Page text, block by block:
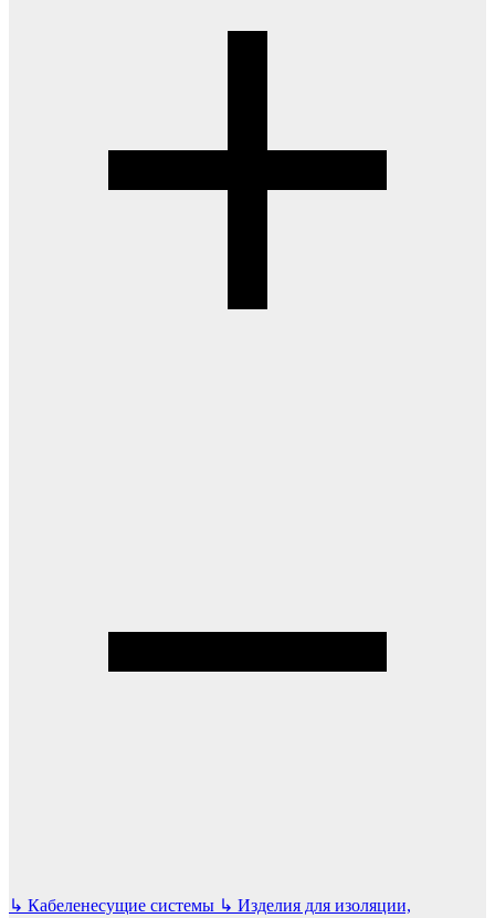
↳ Кабеленесущие системы ↳ Изделия для изоляции,